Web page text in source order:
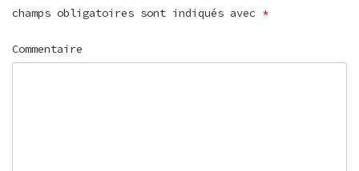
champs obligatoires sont indiqués avec *
Commentaire